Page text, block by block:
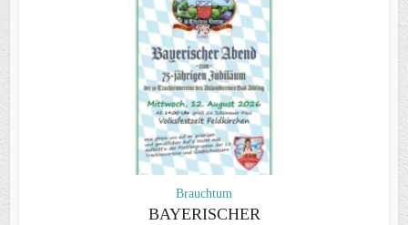
Brauchtum
BAYERISCHER